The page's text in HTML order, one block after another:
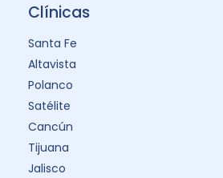
Clínicas
Santa Fe
Altavista
Polanco
Satélite
Cancún
Tijuana
Jalisco